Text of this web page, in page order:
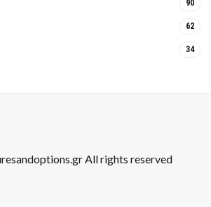
90
62
34
All rights reserved